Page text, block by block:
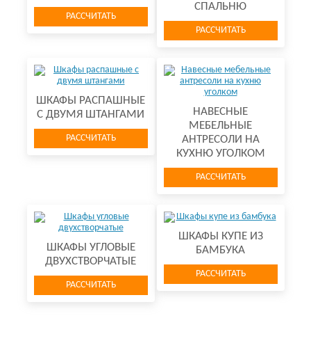
РАССЧИТАТЬ
СПАЛЬНЮ
РАССЧИТАТЬ
ШКАФЫ РАСПАШНЫЕ
С ДВУМЯ ШТАНГАМИ
РАССЧИТАТЬ
НАВЕСНЫЕ
МЕБЕЛЬНЫЕ
АНТРЕСОЛИ НА
КУХНЮ УГОЛКОМ
РАССЧИТАТЬ
ШКАФЫ УГЛОВЫЕ
ДВУХСТВОРЧАТЫЕ
РАССЧИТАТЬ
ШКАФЫ КУПЕ ИЗ
БАМБУКА
РАССЧИТАТЬ